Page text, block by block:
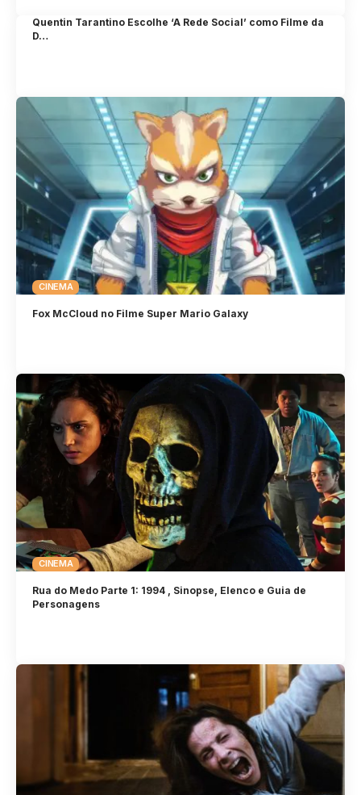
Quentin Tarantino Escolhe ‘A Rede Social’ como Filme da
D…
CINEMA
Fox McCloud no Filme Super Mario Galaxy
CINEMA
Rua do Medo Parte 1: 1994 , Sinopse, Elenco e Guia de
Personagens